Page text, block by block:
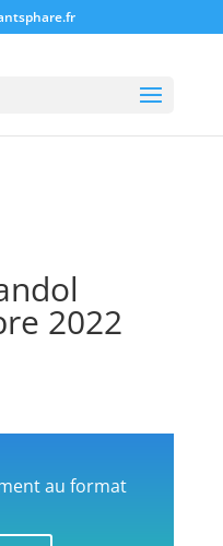
2022
au format